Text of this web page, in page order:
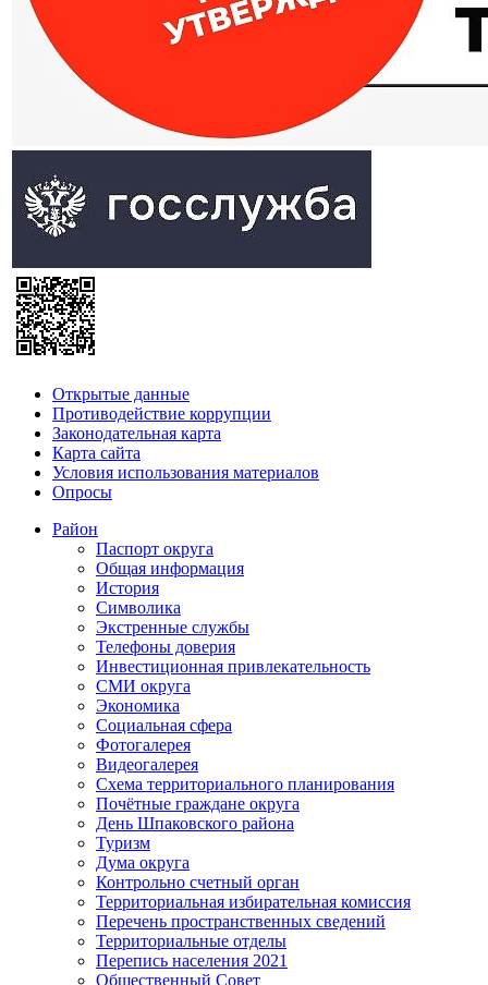
Открытые данные
Противодействие коррупции
Законодательная карта
Карта сайта
Условия использования материалов
Опросы
Район
Паспорт округа
Общая информация
История
Символика
Экстренные службы
Телефоны доверия
Инвестиционная привлекательность
СМИ округа
Экономика
Социальная сфера
Фотогалерея
Видеогалерея
Схема территориального планирования
Почётные граждане округа
День Шпаковского района
Туризм
Дума округа
Контрольно счетный орган
Территориальная избирательная комиссия
Перечень пространственных сведений
Территориальные отделы
Перепись населения 2021
Общественный Совет